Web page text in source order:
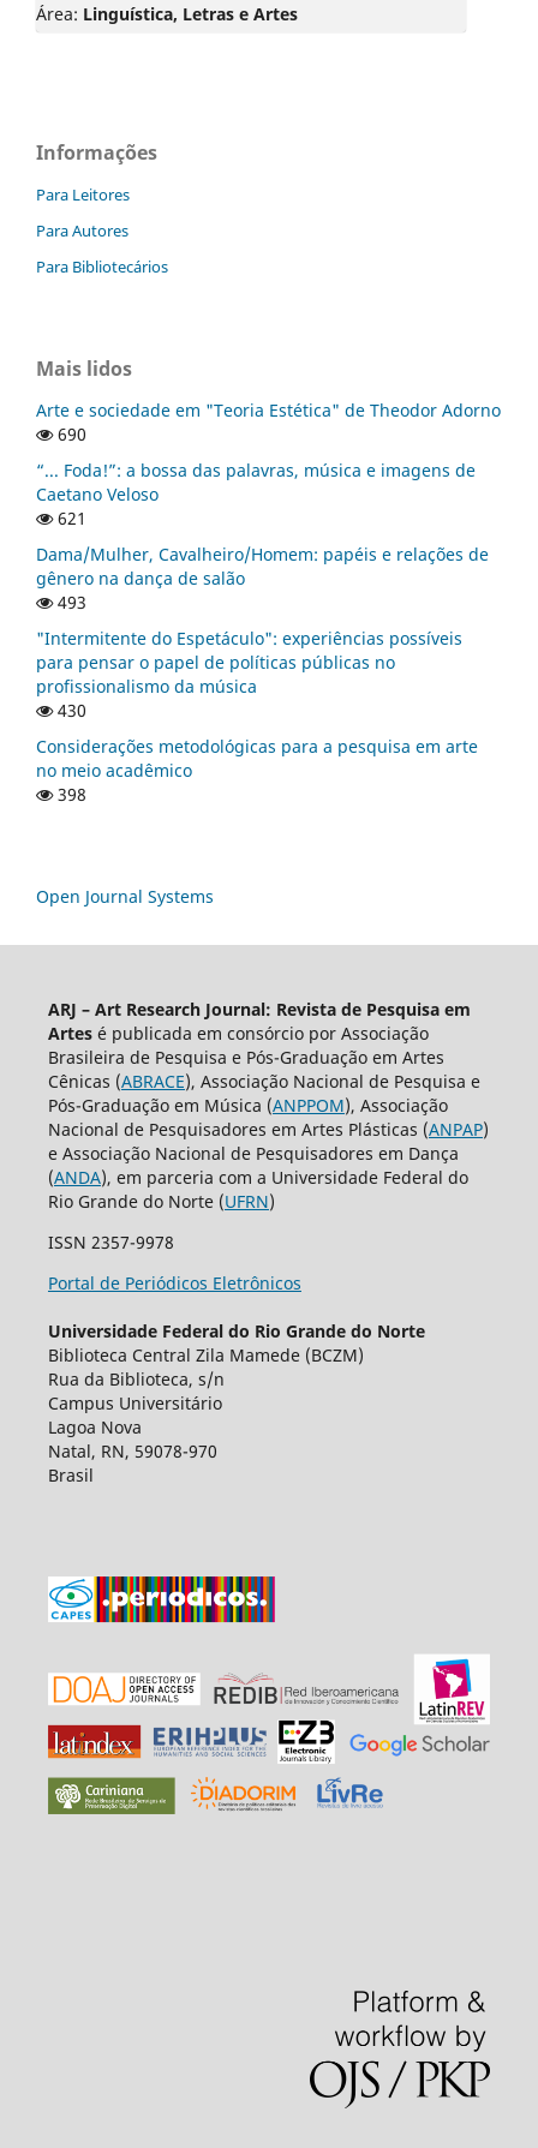
Área: Linguística, Letras e Artes
Informações
Para Leitores
Para Autores
Para Bibliotecários
Mais lidos
Arte e sociedade em "Teoria Estética" de Theodor Adorno
690
“... Foda!”: a bossa das palavras, música e imagens de
Caetano Veloso
621
Dama/Mulher, Cavalheiro/Homem: papéis e relações de
gênero na dança de salão
493
"Intermitente do Espetáculo": experiências possíveis
para pensar o papel de políticas públicas no
profissionalismo da música
430
Considerações metodológicas para a pesquisa em arte
no meio acadêmico
398
Open Journal Systems
ARJ – Art Research Journal: Revista de Pesquisa em
Artesé publicada em consórcio por Associação
Brasileira de Pesquisa e Pós-Graduação em Artes
Cênicas (ABRACE), Associação Nacional de Pesquisa e
Pós-Graduação em Música (ANPPOM), Associação
Nacional de Pesquisadores em Artes Plásticas (ANPAP)
e Associação Nacional de Pesquisadores em Dança
(ANDA), em parceria com a Universidade Federal do
Rio Grande do Norte (UFRN)
ISSN 2357-9978
Portal de Periódicos Eletrônicos
Universidade Federal do Rio Grande do Norte
Biblioteca Central Zila Mamede (BCZM)
Rua da Biblioteca, s/n
Campus Universitário
Lagoa Nova
Natal, RN, 59078-970
Brasil